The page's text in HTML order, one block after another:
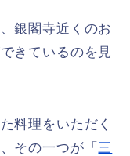
銀閣寺近くのお
きているのを見
料理をいただく
その一つが「三